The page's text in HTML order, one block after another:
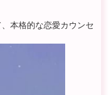
本格的な恋愛カウンセ